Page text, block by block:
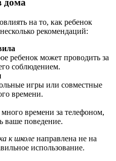
дома
на то, как ребенок
рекомендаций:
ребенок может проводить за
соблюдением.
игры или совместные
времени.
времени за телефоном,
ваше поведение.
к школе направлена не на
использование.